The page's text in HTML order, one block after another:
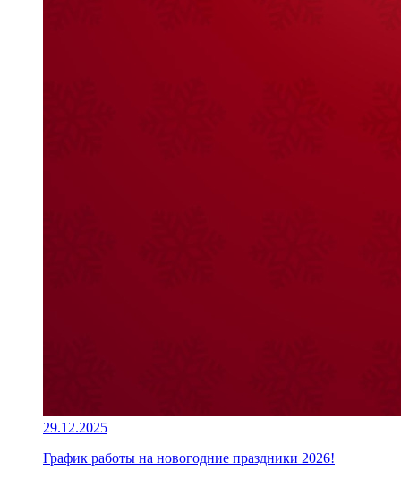
29.12.2025
График работы на новогодние праздники 2026!